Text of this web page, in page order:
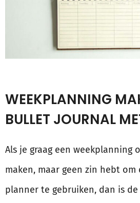
WEEKPLANNING
BULLET JOURNAL
Als je graag een weekplanning
maken, maar geen zin hebt om
planner te gebruiken, dan is